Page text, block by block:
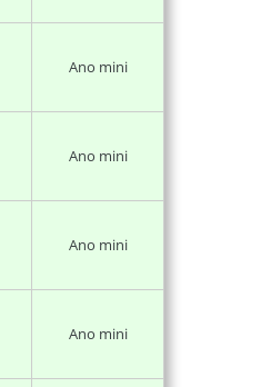
Ano mini
Ano mini
Ano mini
Ano mini